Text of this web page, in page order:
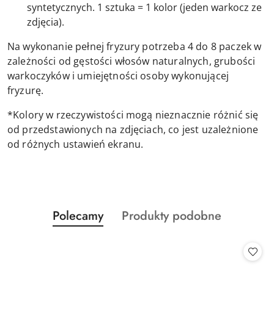
syntetycznych. 1 sztuka = 1 kolor (jeden warkocz ze
zdjęcia).
Na wykonanie pełnej fryzury potrzeba 4 do 8 paczek w
zależności od gęstości włosów naturalnych, grubości
warkoczyków i umiejętności osoby wykonującej
fryzurę.
*Kolory w rzeczywistości mogą nieznacznie różnić się
od przedstawionych na zdjęciach, co jest uzależnione
od różnych ustawień ekranu.
Pomiń karuzelę produktów
Produkty
o
Polecamy
Produkty
Produkty podobne